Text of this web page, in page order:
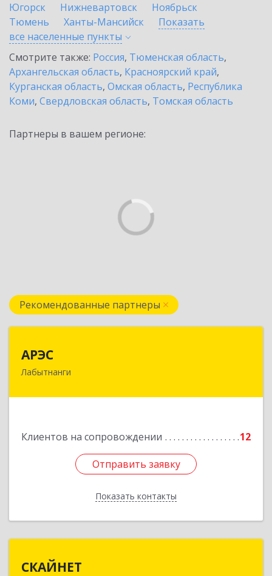
Югорск
Нижневартовск
Ноябрьск
Тюмень
Ханты-Мансийск
Показать
все населенные пункты
Смотрите также: Россия, Тюменская область,
Архангельская область, Красноярский край,
Курганская область, Омская область, Республика
Коми, Свердловская область, Томская область
Партнеры в вашем регионе:
Рекомендованные партнеры
АРЭС
Лабытнанги
Клиентов на сопровождении 12
Отправить заявку
Показать контакты
629400, Ямало-Ненецкий АО, Лабытнанги г,
Отправить заявку
Назад
СКАЙНЕТ